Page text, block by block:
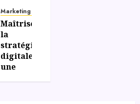
Marketing digital
Maîtriser
la
stratégie
digitale,
une